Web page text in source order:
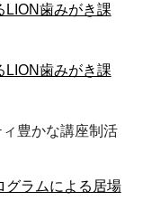
LION歯みがき課
LION歯みがき課
豊かな講座制活
グラムによる居場